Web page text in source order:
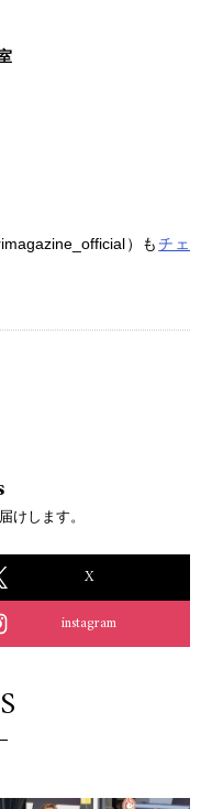
）もチェ
けします。
X
instagram